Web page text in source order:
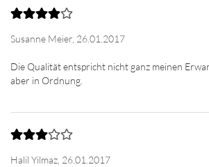
Susanne Meier, 26.01.2017
Die Qualität entspricht nicht ganz meinen
Halil Yilmaz, 26.01.2017